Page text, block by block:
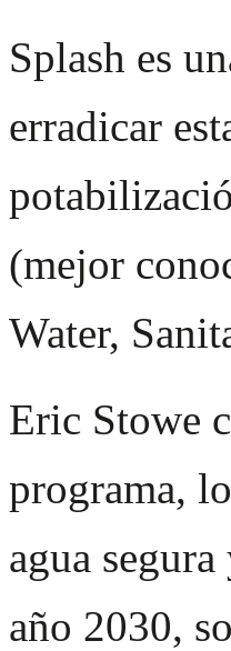
Splash es
erradicar
(mejor
Water,
Eric Stowe
programa,
agua
año 2030,